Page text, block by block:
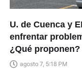
U. de Cuenca y
enfrentar
¿Qué proponen?
agosto 7, 5:18 PM
By Fabian Campoverde